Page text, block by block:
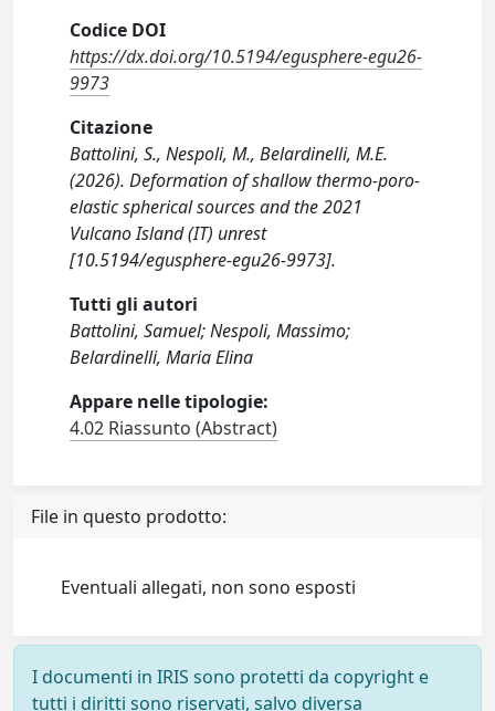
Codice DOI
https://dx.doi.org/10.5194/egusphere-egu26-
9973
Citazione
Battolini, S., Nespoli, M., Belardinelli, M.E.
(2026). Deformation of shallow thermo-poro-
elastic spherical sources and the 2021
Vulcano Island (IT) unrest
[10.5194/egusphere-egu26-9973].
Tutti gli autori
Battolini, Samuel; Nespoli, Massimo;
Belardinelli, Maria Elina
Appare nelle tipologie:
4.02 Riassunto (Abstract)
File in questo prodotto:
Eventuali allegati, non sono esposti
I documenti in IRIS sono protetti da copyright e
tutti i diritti sono riservati, salvo diversa